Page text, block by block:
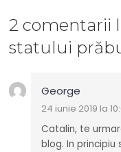
2 comentarii
statului
George
24 iunie 2019 la
Catalin, te
blog. In principiu